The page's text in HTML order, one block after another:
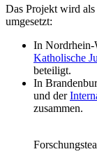
Das Projekt wird
umgesetzt:
In Nordrhein-
Katholische
beteiligt.
In
und der
zusammen.